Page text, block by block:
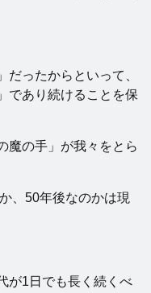
だったからといって、
であり続けることを保
魔の手」が我々をとら
、50年後なのかは現
が1日でも長く続くべ